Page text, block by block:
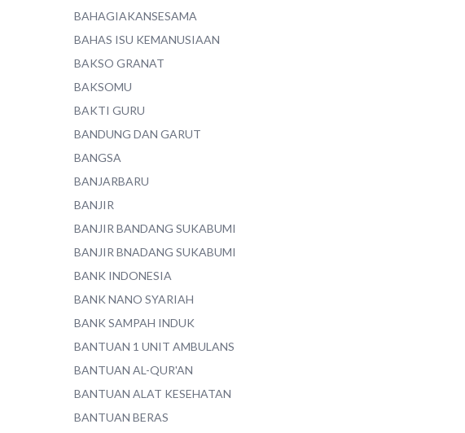
BAHAGIAKANSESAMA
BAHAS ISU KEMANUSIAAN
BAKSO GRANAT
BAKSOMU
BAKTI GURU
BANDUNG DAN GARUT
BANGSA
BANJARBARU
BANJIR
BANJIR BANDANG SUKABUMI
BANJIR BNADANG SUKABUMI
BANK INDONESIA
BANK NANO SYARIAH
BANK SAMPAH INDUK
BANTUAN 1 UNIT AMBULANS
BANTUAN AL-QUR'AN
BANTUAN ALAT KESEHATAN
BANTUAN BERAS